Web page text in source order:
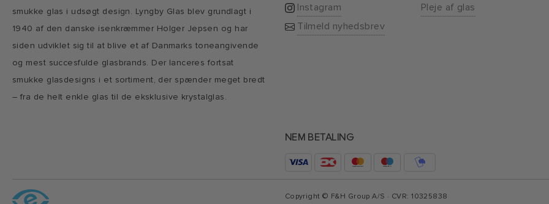
smukke glas i udsøgt design. Lyngby Glas blev grundlagt i
1940 af den danske isenkræmmer Holger Jepsen og har
siden udviklet sig til at blive et af Danmarks toneangivende
og mest succesfulde glasbrands. Der lanceres fortsat
smukke glasdesigns i et sortiment, der spænder meget bredt
– fra de helt enkle glas til de eksklusive krystalglas.
Instagram
Tilmeld nyhedsbrev
Pleje af glas
NEM BETALING
Copyright © F&H Group A/S · CVR: 10325838